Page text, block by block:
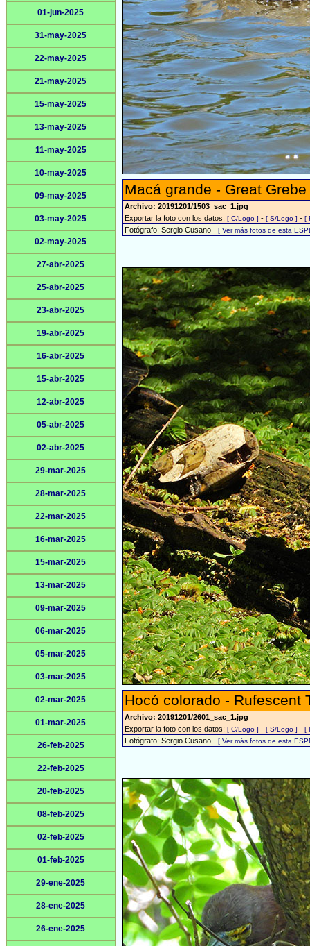
01-jun-2025
31-may-2025
22-may-2025
21-may-2025
15-may-2025
13-may-2025
11-may-2025
10-may-2025
09-may-2025
03-may-2025
02-may-2025
27-abr-2025
25-abr-2025
23-abr-2025
19-abr-2025
16-abr-2025
15-abr-2025
12-abr-2025
05-abr-2025
02-abr-2025
29-mar-2025
28-mar-2025
22-mar-2025
16-mar-2025
15-mar-2025
13-mar-2025
09-mar-2025
06-mar-2025
05-mar-2025
03-mar-2025
02-mar-2025
01-mar-2025
26-feb-2025
22-feb-2025
20-feb-2025
08-feb-2025
02-feb-2025
01-feb-2025
29-ene-2025
28-ene-2025
26-ene-2025
Macá grande - Great
Archivo: 20191201/1503_sac_1.jpg
Exportar la foto con los datos: [ C/Logo ] - [ S/Logo ] - [
Fotógrafo: Sergio Cusano - [ Ver más fotos de esta
Hocó colorado - Rufescent
Archivo: 20191201/2601_sac_1.jpg
Exportar la foto con los datos: [ C/Logo ] - [ S/Logo ] - [
Fotógrafo: Sergio Cusano - [ Ver más fotos de esta